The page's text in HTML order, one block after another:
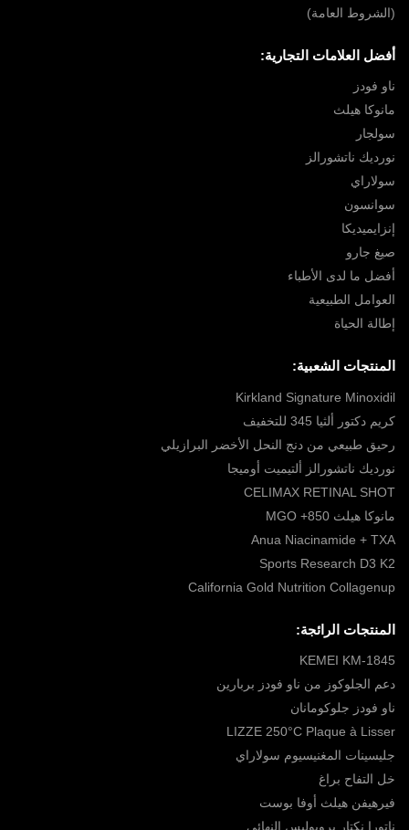
(الشروط العامة)
أفضل العلامات التجارية:
ناو فودز
مانوكا هيلث
سولجار
نورديك ناتشورالز
سولاراي
سوانسون
إنزايميديكا
صيغ جارو
أفضل ما لدى الأطباء
العوامل الطبيعية
إطالة الحياة
المنتجات الشعبية:
Kirkland Signature Minoxidil
كريم دكتور ألثيا 345 للتخفيف
رحيق طبيعي من دنج النحل الأخضر البرازيلي
نورديك ناتشورالز ألتيميت أوميجا
CELIMAX RETINAL SHOT
مانوكا هيلث 850+ MGO
Anua Niacinamide + TXA
Sports Research D3 K2
California Gold Nutrition Collagenup
المنتجات الرائجة:
KEMEI KM-1845
دعم الجلوكوز من ناو فودز بربارين
ناو فودز جلوكومانان
LIZZE 250°C Plaque à Lisser
جليسينات المغنيسيوم سولاراي
خل التفاح براغ
فيرهيفن هيلث أوفا بوست
ناتورا نكتار بروبوليس النهائي